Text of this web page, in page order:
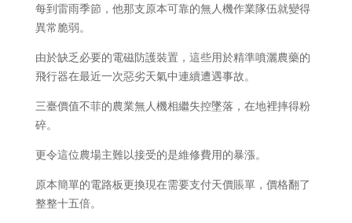
每到雷雨季節，他那支原本可靠的無人機作業隊伍就變得
異常脆弱。
由於缺乏必要的電磁防護裝置，這些用於精準噴灑農藥的
飛行器在最近一次惡劣天氣中連續遭遇事故。
三臺價值不菲的農業無人機相繼失控墜落，在地裡摔得粉
碎。
更令這位農場主難以接受的是維修費用的暴漲。
原本簡單的電路板更換現在需要支付天價賬單，價格翻了
整整十五倍。